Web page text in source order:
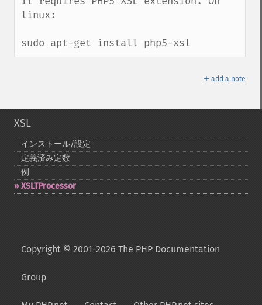
linux:
sudo apt-get install php5-xsl
＋ add a note
XSL
インストール/設定
定義済み定数
例
XSLTProcessor
Copyright © 2001-2026 The PHP Documentation
Group